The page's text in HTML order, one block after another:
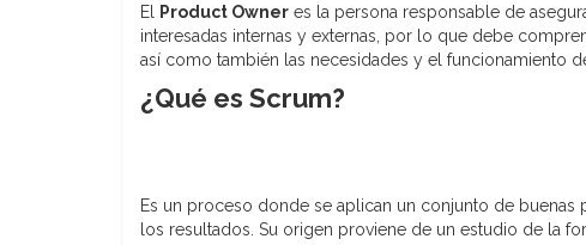
El Product Owner es la persona responsable de
interesadas internas y externas, por lo que debe
así como también las necesidades y el funcionamiento
¿Qué es Scrum?
Es un proceso donde se aplican un conjunto de
los resultados. Su origen proviene de un estudio de la